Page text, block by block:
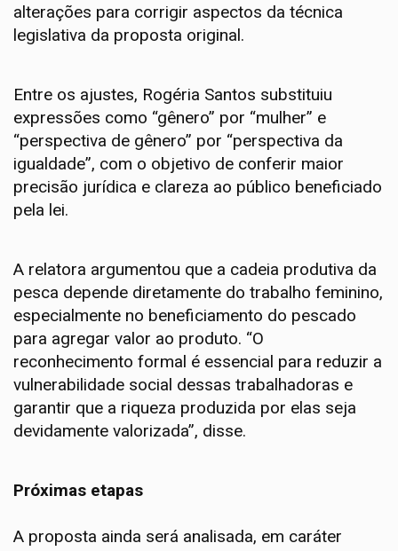
alterações para corrigir aspectos da técnica
legislativa da proposta original.
Entre os ajustes, Rogéria Santos substituiu
expressões como “gênero” por “mulher” e
“perspectiva de gênero” por “perspectiva da
igualdade”, com o objetivo de conferir maior
precisão jurídica e clareza ao público beneficiado
pela lei.
A relatora argumentou que a cadeia produtiva da
pesca depende diretamente do trabalho feminino,
especialmente no beneficiamento do pescado
para agregar valor ao produto. “O
reconhecimento formal é essencial para reduzir a
vulnerabilidade social dessas trabalhadoras e
garantir que a riqueza produzida por elas seja
devidamente valorizada”, disse.
Próximas etapas
A proposta ainda será analisada, em caráter